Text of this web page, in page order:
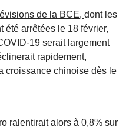
de la BCE, dont les
été arrêtées le 18 février,
19 serait largement
rapidement,
croissance chinoise dès le
ralentirait alors à 0,8% sur